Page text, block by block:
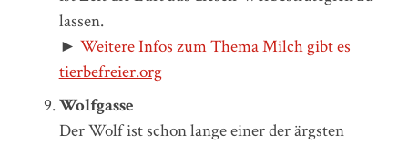
lassen.
► Weitere Infos zum Thema Milch gibt es
tierbefreier.org
Wolfgasse
Der Wolf ist schon lange einer der ärgsten